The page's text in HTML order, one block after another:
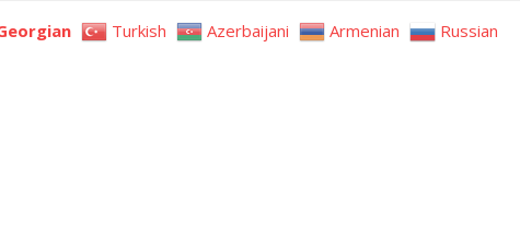
Turkish Azerbaijani Armenian Russian